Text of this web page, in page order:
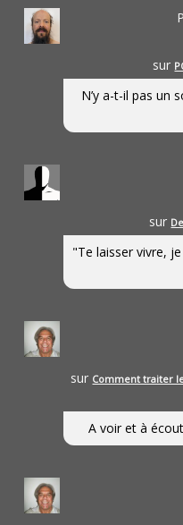
sur
N’y a-t-il pas un
sur
"Te laisser vivre,
sur Comment traiter
A voir et à